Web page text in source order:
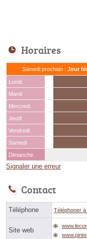
Horaires
Samedi prochain : Jour
Lundi
Mardi
Mercredi
Jeudi
Vendredi
Samedi
Dimanche
Signaler une erreur
Contact
Téléphone Téléphoner
Site web